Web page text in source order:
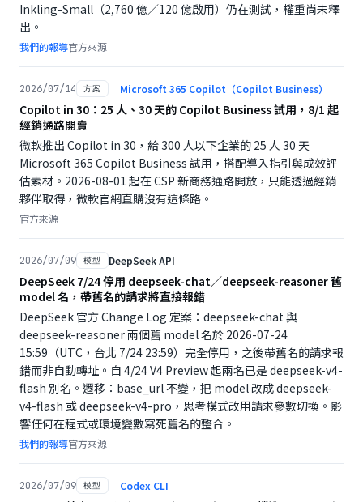
Inkling-Small（2,760 億／120 億啟用）仍在測試，權重尚未釋
出。
我們的報導官方來源
2026/07/14 方案 Microsoft 365 Copilot（Copilot Business）
Copilot in 30：25 人、30 天的 Copilot Business 試用，8/1 起
經銷通路開賣
微軟推出 Copilot in 30，給 300 人以下企業的 25 人 30 天
Microsoft 365 Copilot Business 試用，搭配導入指引與成效評
估素材。2026-08-01 起在 CSP 新商務通路開放，只能透過經銷
夥伴取得，微軟官網直購沒有這條路。
官方來源
2026/07/09 模型 DeepSeek API
DeepSeek 7/24 停用 deepseek-chat／deepseek-reasoner 舊
model 名，帶舊名的請求將直接報錯
DeepSeek 官方 Change Log 定案：deepseek-chat 與
deepseek-reasoner 兩個舊 model 名於 2026-07-24
15:59（UTC，台北 7/24 23:59）完全停用，之後帶舊名的請求報
錯而非自動轉址。自 4/24 V4 Preview 起兩名已是 deepseek-v4-
flash 別名。遷移：base_url 不變，把 model 改成 deepseek-
v4-flash 或 deepseek-v4-pro，思考模式改用請求參數切換。影
響任何在程式或環境變數寫死舊名的整合。
我們的報導官方來源
2026/07/09 模型 Codex CLI